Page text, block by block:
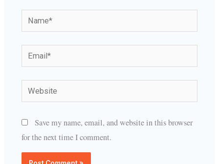
Name*
Email*
Website
Save my name, email, and website in this browser
for the next time I comment.